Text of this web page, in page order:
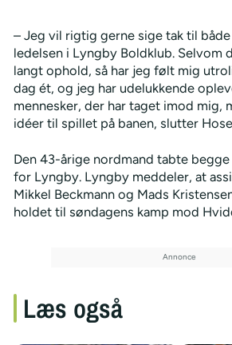
– Jeg vil rigtig gerne sige tak til
ledelsen i Lyngby Boldklub. Selvom
langt ophold, så har jeg følt mig
dag ét, og jeg har udelukkende
mennesker, der har taget imod mig,
idéer til spillet på banen, slutter
Den 43-årige nordmand tabte
for Lyngby. Lyngby meddeler, at
Mikkel Beckmann og Mads
holdet til søndagens kamp mod